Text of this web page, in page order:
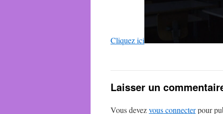
Cliquez ici
Laisser un
Vous devezvous connecterpour